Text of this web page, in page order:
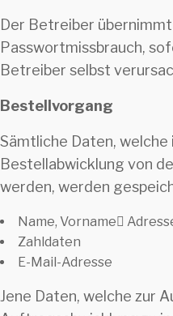
Der Betreiber
Passwortmissbrauch,
Betreiber selbst
Bestellvorgang
Sämtliche Daten, welche
Bestellabwicklung von
werden, werden
Name, Vorname
Zahldaten
E-Mail-Adresse
Jene Daten, welche zur